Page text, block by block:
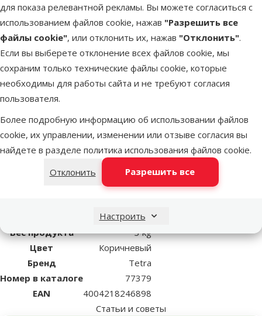
для показа релевантной рекламы. Вы можете согласиться с
использованием файлов cookie, нажав "Разрешить все
файлы cookie", или отклонить их, нажав "Отклонить".
Если вы выберете отклонение всех файлов cookie, мы
сохраним только технические файлы cookie, которые
необходимы для работы сайта и не требуют согласия
пользователя.
Более подробную информацию об использовании файлов
cookie, их управлении, изменении или отзыве согласия вы
найдете в разделе политика использования файлов cookie.
Отклонить
Разрешить все
Настроить
superzoo.product.detail.content
Грунт для аквариума – TETRA Active Substrate, 3 кг.
Натуральный субстрат, который обеспечивает
благоприятную среду для растений и способствует их
здоровому росту.
Он способствует быстрому формированию корней;
Большая площадь поверхности и пористая структура
по сравнению с традиционным грунтом;
Обеспечивает на 50 % больше водопроницаемости,
способствует лучшей циркуляции воды, таким образом
лучше обеспечивая растения питательными веществами;
Естественный, привлекательный внешний вид.
Параметры
Вес продукта
3 kg
Цвет
Коричневый
Бренд
Tetra
Номер в каталоге
77379
EAN
4004218246898
Статьи и советы